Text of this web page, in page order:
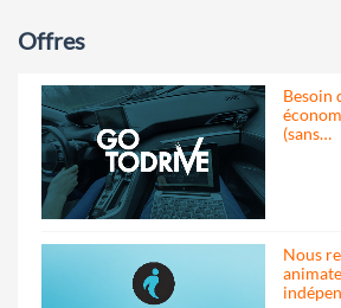
Offres
Besoin
(sans…
Nous